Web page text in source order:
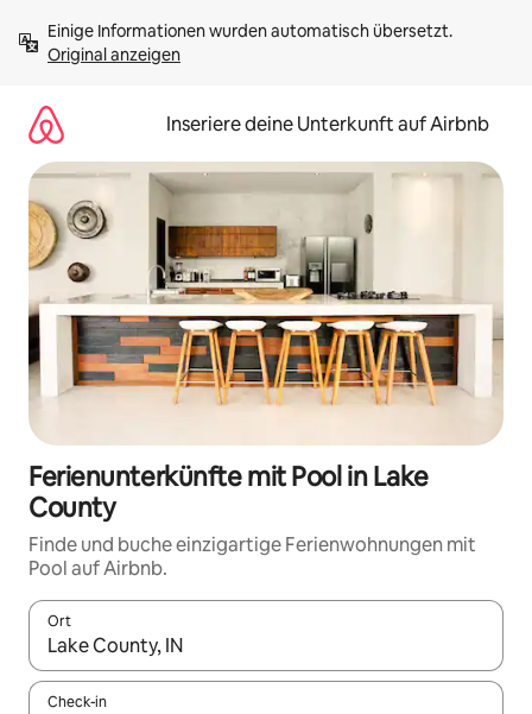
Inhalten
springenOriginal anzeigen
Inseriere deine Unterkunft auf Airbnb
Ferienunterkünfte mit Pool in Lake
County
Finde und buche einzigartige Ferienwohnungen mit
Pool auf Airbnb.
Ort
Wenn Ergebnisse verfügbar sind, navigiere mit den
Check-in